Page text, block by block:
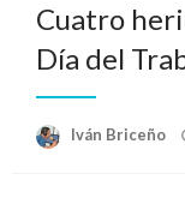
Cuatro
Día del
Iván Briceño